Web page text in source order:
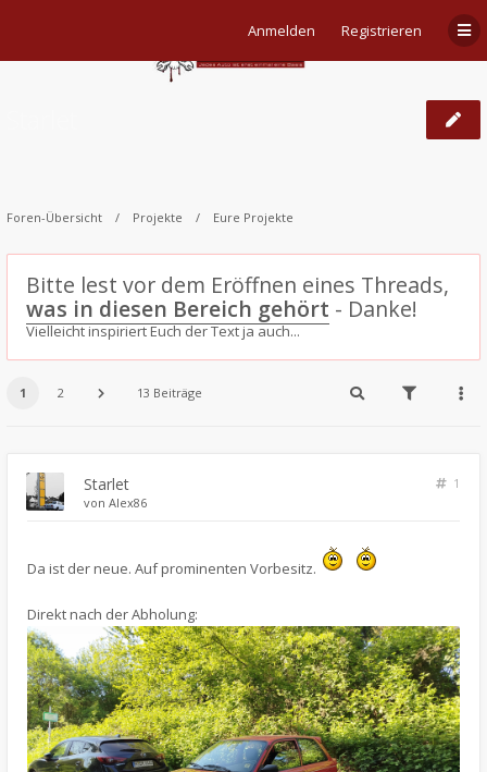
Anmelden Registrieren
Foren-Übersicht Projekte Eure Projekte
Bitte lest vor dem Eröffnen eines Threads,
was in diesen Bereich gehört - Danke!
Vielleicht inspiriert Euch der Text ja auch...
1 2 13 Beiträge
Starlet
1
von Alex86
Da ist der neue. Auf prominenten Vorbesitz.
Direkt nach der Abholung: